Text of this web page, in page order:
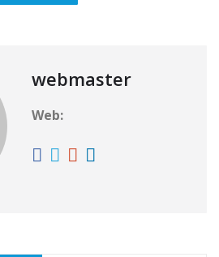
webmaster
Web: